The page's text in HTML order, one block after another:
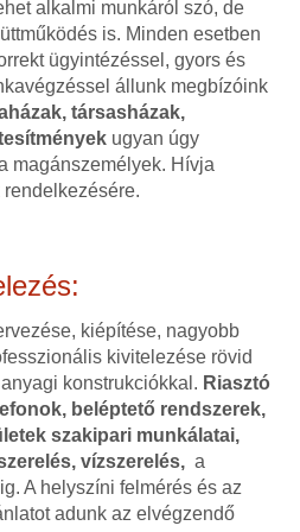
alkalmi munkáról szó, de
is. Minden esetben
ügyintézéssel, gyors és
állunk megbízóink
társasházak,
ugyan úgy
magánszemélyek. Hívja
kiépítése, nagyobb
kivitelezése rövid
konstrukciókkal. Riasztó
beléptető rendszerek,
szakipari munkálatai,
vízszerelés,a
A helyszíni felmérés és az
adunk az elvégzendő